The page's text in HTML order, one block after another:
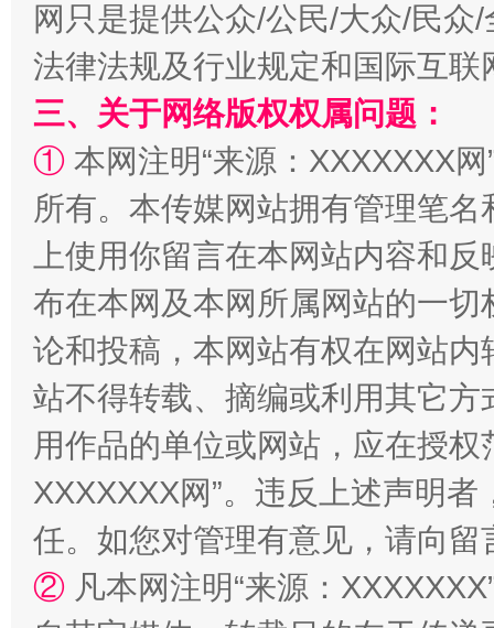
阿坝州三大球赛在茂县开幕
国家大学科技园优化重塑工作
网只是提供公众/公民/大众/民
法律法规及行业规定和国际互
三、关于网络版权权属问题：
① 本网注明“来源：XXXXXXX
所有。本传媒网站拥有管理笔
上使用你留言在本网站内容和
布在本网及本网所属网站的一
论和投稿，本网站有权在网站
站不得转载、摘编或利用其它
用作品的单位或网站，应在授
XXXXXXX网”。违反上述声明
任。如您对管理有意见，请向
② 凡本网注明“来源：